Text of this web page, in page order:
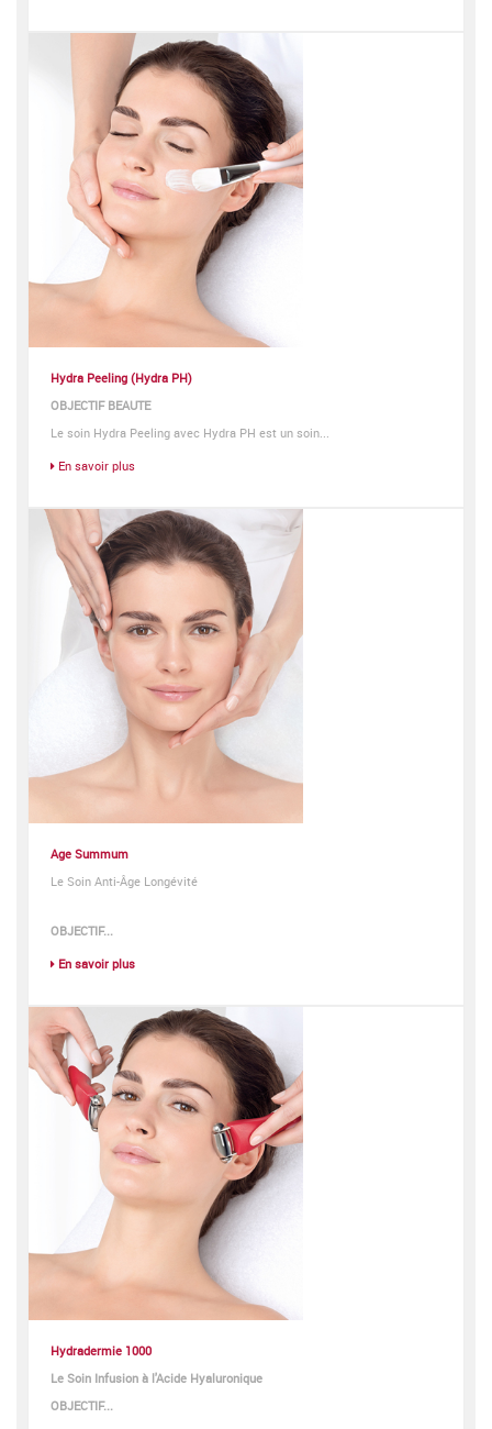
Hydra Peeling (Hydra PH)
OBJECTIF BEAUTE
Le soin Hydra Peeling avec Hydra PH est un soin...
En savoir plus
Age Summum
Le Soin Anti-Âge Longévité
OBJECTIF...
En savoir plus
Hydradermie 1000
Le Soin Infusion à l'Acide Hyaluronique
OBJECTIF...